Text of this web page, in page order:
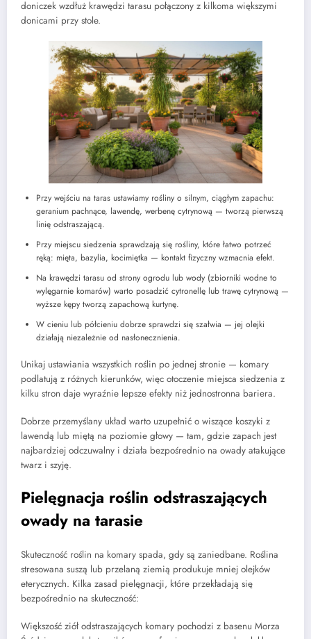
doniczek wzdłuż krawędzi tarasu połączony z kilkoma większymi
donicami przy stole.
Przy wejściu na taras ustawiamy rośliny o silnym, ciągłym zapachu:
geranium pachnące, lawendę, werbenę cytrynową — tworzą pierwszą
linię odstraszającą.
Przy miejscu siedzenia sprawdzają się rośliny, które łatwo potrzeć
ręką: mięta, bazylia, kocimiętka — kontakt fizyczny wzmacnia efekt.
Na krawędzi tarasu od strony ogrodu lub wody (zbiorniki wodne to
wylęgarnie komarów) warto posadzić cytronellę lub trawę cytrynową —
wyższe kępy tworzą zapachową kurtynę.
W cieniu lub półcieniu dobrze sprawdzi się szałwia — jej olejki
działają niezależnie od nasłonecznienia.
Unikaj ustawiania wszystkich roślin po jednej stronie — komary
podlatują z różnych kierunków, więc otoczenie miejsca siedzenia z
kilku stron daje wyraźnie lepsze efekty niż jednostronna bariera.
Dobrze przemyślany układ warto uzupełnić o wiszące koszyki z
lawendą lub miętą na poziomie głowy — tam, gdzie zapach jest
najbardziej odczuwalny i działa bezpośrednio na owady atakujące
twarz i szyję.
Pielęgnacja roślin odstraszających
owady na tarasie
Skuteczność roślin na komary spada, gdy są zaniedbane. Roślina
stresowana suszą lub przelaną ziemią produkuje mniej olejków
eterycznych. Kilka zasad pielęgnacji, które przekładają się
bezpośrednio na skuteczność:
Większość ziół odstraszających komary pochodzi z basenu Morza